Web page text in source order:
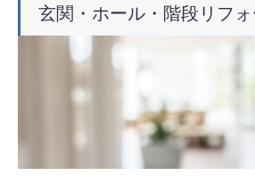
玄関・ホール・階段リフォ